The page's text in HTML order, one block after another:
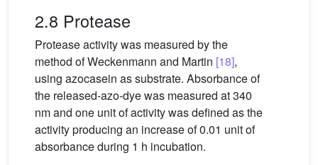
2.8 Protease
Protease activity was measured by the
method of Weckenmann and Martin [18],
using azocasein as substrate. Absorbance of
the released-azo-dye was measured at 340
nm and one unit of activity was defined as the
activity producing an increase of 0.01 unit of
absorbance during 1 h incubation.